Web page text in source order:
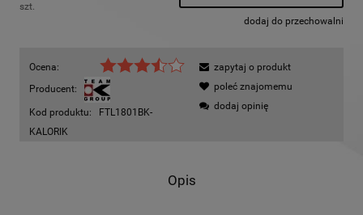
szt.
dodaj do przechowalni
Ocena:
Producent:
Kod produktu:
FTL1801BK-
KALORIK
zapytaj o produkt
poleć znajomemu
dodaj opinię
Opis